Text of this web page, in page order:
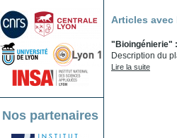
Nos partenaires
Articles avec
"Bioingénierie"
Description du
Lire la suite